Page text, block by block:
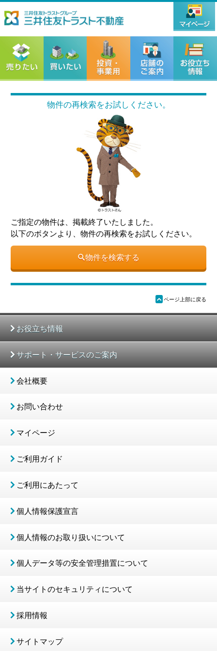
物件の再検索をお試しください。
ご指定の物件は、掲載終了いたしました。
以下のボタンより、物件の再検索をお試しください。
物件を検索する
ü ページ上部に戻る
お役立ち情報
サポート・サービスのご案内
会社概要
お問い合わせ
マイページ
ご利用ガイド
ご利用にあたって
個人情報保護宣言
個人情報のお取り扱いについて
個人データ等の安全管理措置について
当サイトのセキュリティについて
採用情報
サイトマップ